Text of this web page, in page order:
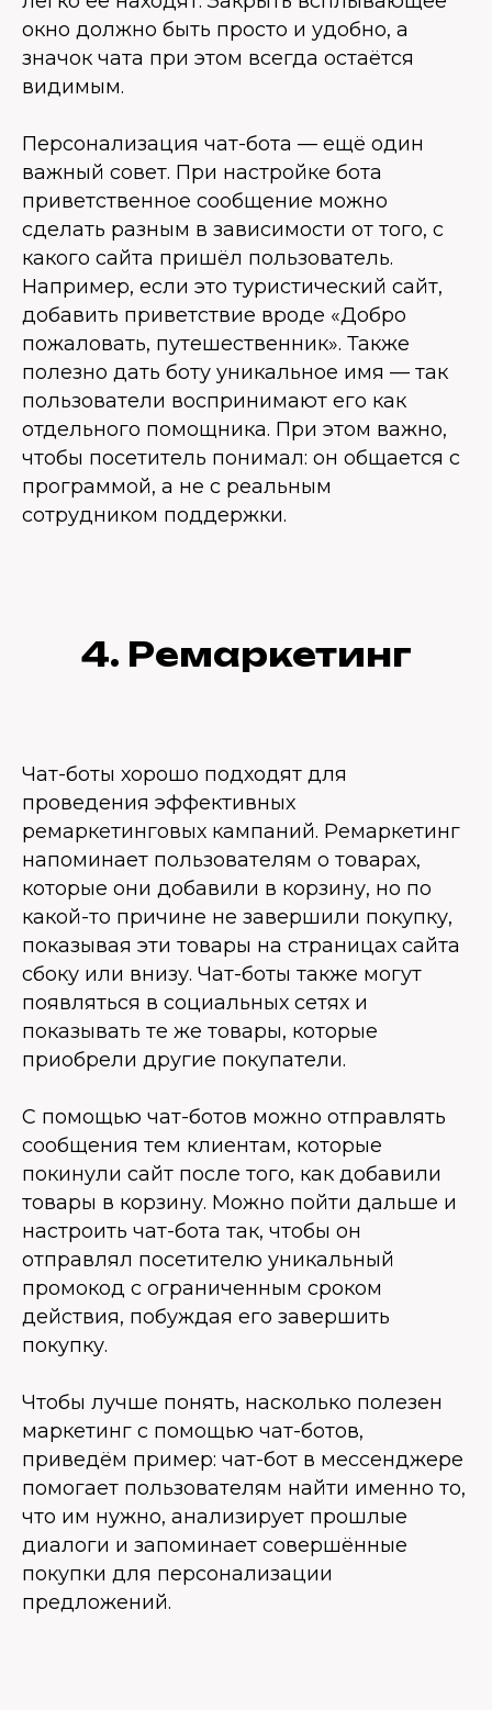
окно должно быть просто и удобно, а
значок чата при этом всегда остаётся
видимым.
Персонализация чат-бота — ещё один
важный совет. При настройке бота
приветственное сообщение можно
сделать разным в зависимости от того, с
какого сайта пришёл пользователь.
Например, если это туристический сайт,
добавить приветствие вроде «Добро
пожаловать, путешественник». Также
полезно дать боту уникальное имя — так
пользователи воспринимают его как
отдельного помощника. При этом важно,
чтобы посетитель понимал: он общается с
программой, а не с реальным
сотрудником поддержки.
4. Ремаркетинг
Чат-боты хорошо подходят для
проведения эффективных
ремаркетинговых кампаний. Ремаркетинг
напоминает пользователям о товарах,
которые они добавили в корзину, но по
какой-то причине не завершили покупку,
показывая эти товары на страницах сайта
сбоку или внизу. Чат-боты также могут
появляться в социальных сетях и
показывать те же товары, которые
приобрели другие покупатели.
С помощью чат-ботов можно отправлять
сообщения тем клиентам, которые
покинули сайт после того, как добавили
товары в корзину. Можно пойти дальше и
настроить чат-бота так, чтобы он
отправлял посетителю уникальный
промокод с ограниченным сроком
действия, побуждая его завершить
покупку.
Чтобы лучше понять, насколько полезен
маркетинг с помощью чат-ботов,
приведём пример: чат-бот в мессенджере
помогает пользователям найти именно то,
что им нужно, анализирует прошлые
диалоги и запоминает совершённые
покупки для персонализации
предложений.